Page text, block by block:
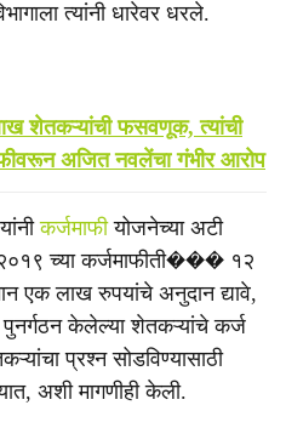
त्यांनी धारेवर धरले.
शेतकऱ्यांची फसवणूक, त्यांची
अजित नवलेंचा गंभीर आरोप
कर्जमाफीयोजनेच्या अटी
च्या कर्जमाफीती��� १२
एक लाख रुपयांचे अनुदान द्यावे,
केलेल्या शेतकऱ्यांचे कर्ज
प्रश्न सोडविण्यासाठी
अशी मागणीही केली.